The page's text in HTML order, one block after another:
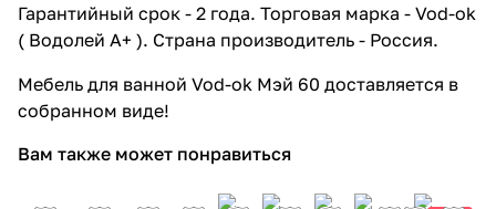
Гарантийный срок - 2 года. Торговая марка - Vod-ok
( Водолей А+ ). Страна производитель - Россия.
Мебель для ванной Vod-ok Мэй 60 доставляется в
собранном виде!
Вам также может понравиться